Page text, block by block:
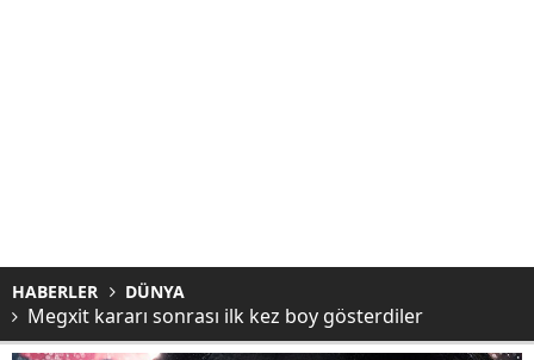
HABERLER DÜNYA
Megxit kararı sonrası ilk kez boy gösterdiler